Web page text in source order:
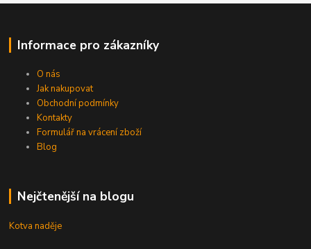
Informace pro zákazníky
O nás
Jak nakupovat
Obchodní podmínky
Kontakty
Formulář na vrácení zboží
Blog
Nejčtenější na blogu
Kotva naděje